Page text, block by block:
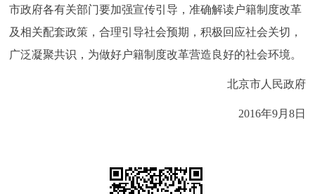
市政府各有关部门要加强宣传引导，准确解读户籍制度改革
及相关配套政策，合理引导社会预期，积极回应社会关切，
广泛凝聚共识，为做好户籍制度改革营造良好的社会环境。
北京市人民政府
2016年9月8日